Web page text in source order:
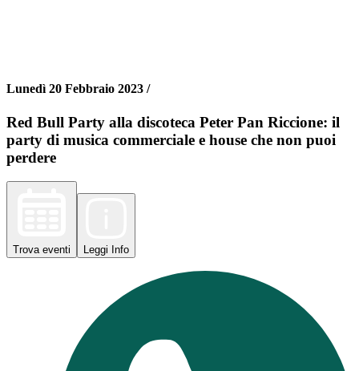
Lunedì 20 Febbraio 2023 /
Red Bull Party alla discoteca Peter Pan Riccione: il
party di musica commerciale e house che non puoi
perdere
Trova eventi Leggi Info